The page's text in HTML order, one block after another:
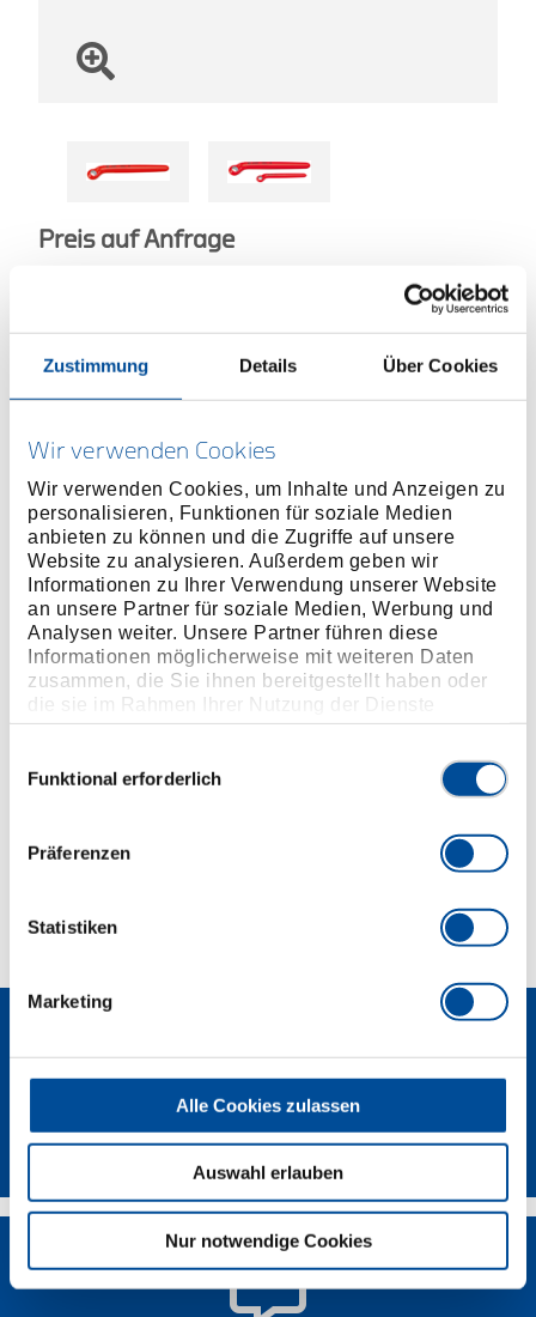
Zustimmung Details Über Cookies
Wir verwenden Cookies
Wir verwenden Cookies, um Inhalte und Anzeigen zu
personalisieren, Funktionen für soziale Medien
anbieten zu können und die Zugriffe auf unsere
Website zu analysieren. Außerdem geben wir
Informationen zu Ihrer Verwendung unserer Website
an unsere Partner für soziale Medien, Werbung und
Analysen weiter. Unsere Partner führen diese
Informationen möglicherweise mit weiteren Daten
zusammen, die Sie ihnen bereitgestellt haben oder
die sie im Rahmen Ihrer Nutzung der Dienste
gesammelt haben. Unsere vollständige
Funktional erforderlich
Präferenzen
Statistiken
Marketing
Alle Cookies zulassen
Auswahl erlauben
Nur notwendige Cookies
Preis auf Anfrage
Produktlinie EAN4010886603703
Produktbeschreibung
Vanadium-Stahl 31CrV3
VDE isoliert bis 1000 V, nach EN 60900/IEC 60900,
2-fach Check-Tool-Isolierung
Newsletter